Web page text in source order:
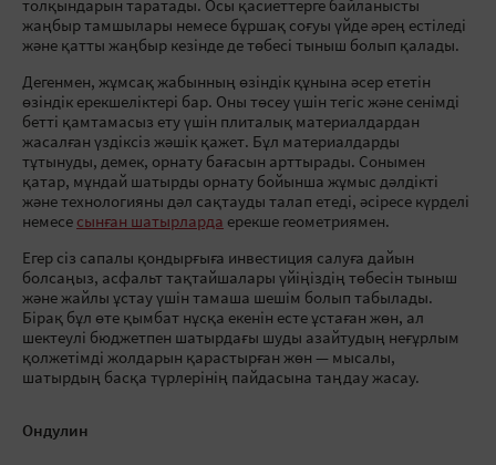
толқындарын таратады. Осы қасиеттерге байланысты
жаңбыр тамшылары немесе бұршақ соғуы үйде әрең естіледі
және қатты жаңбыр кезінде де төбесі тыныш болып қалады.
Дегенмен, жұмсақ жабынның өзіндік құнына әсер ететін
өзіндік ерекшеліктері бар. Оны төсеу үшін тегіс және сенімді
бетті қамтамасыз ету үшін плиталық материалдардан
жасалған үздіксіз жәшік қажет. Бұл материалдарды
тұтынуды, демек, орнату бағасын арттырады. Сонымен
қатар, мұндай шатырды орнату бойынша жұмыс дәлдікті
және технологияны дәл сақтауды талап етеді, әсіресе күрделі
немесе сынған шатырларда ерекше геометриямен.
Егер сіз сапалы қондырғыға инвестиция салуға дайын
болсаңыз, асфальт тақтайшалары үйіңіздің төбесін тыныш
және жайлы ұстау үшін тамаша шешім болып табылады.
Бірақ бұл өте қымбат нұсқа екенін есте ұстаған жөн, ал
шектеулі бюджетпен шатырдағы шуды азайтудың неғұрлым
қолжетімді жолдарын қарастырған жөн — мысалы,
шатырдың басқа түрлерінің пайдасына таңдау жасау.
Ондулин